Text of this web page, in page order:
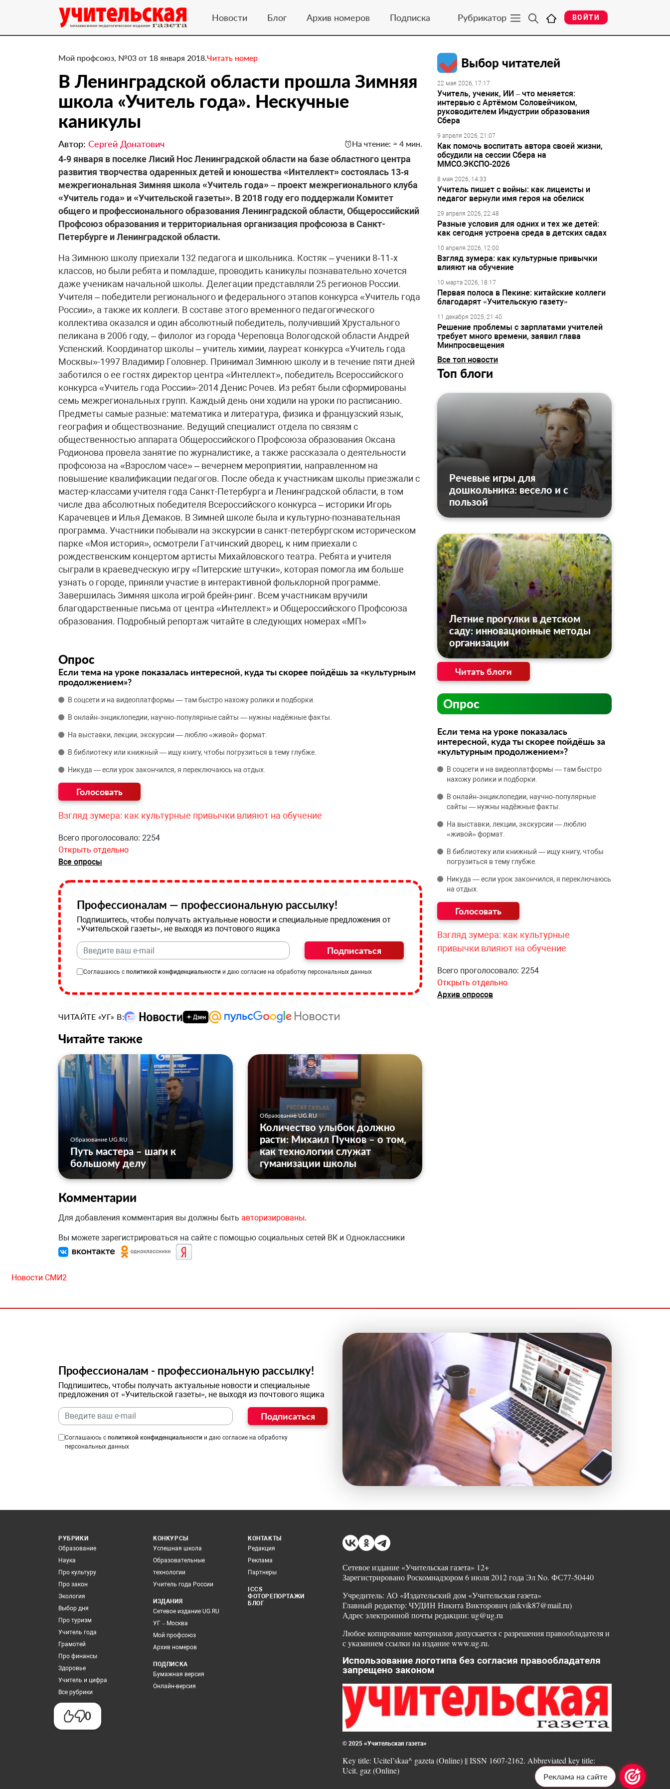
Новости Блог Архив номеров Подписка Рубрикатор ВОЙТИ
0
Мой профсоюз, №03 от 18 января 2018.Читать номер
​В Ленинградской области прошла Зимняя
школа «Учитель года». Нескучные
каникулы
Автор: Сергей Донатович На чтение: ≈ 4 мин.
4‑9 января в поселке Лисий Нос Ленинградской области на базе областного центра
развития творчества одаренных детей и юношества «Интеллект» состоялась 13‑я
межрегиональная Зимняя школа «Учитель года» – проект межрегионального клуба
«Учитель года» и «Учительской газеты». В 2018 году его поддержали Комитет
общего и профессионального образования Ленинградской области, Общероссийский
Профсоюз образования и территориальная организация профсоюза в Санкт-
Петербурге и Ленинградской области.
На Зимнюю школу приехали 132 педагога и школьника. Костяк – ученики 8‑11‑х
классов, но были ребята и помладше, проводить каникулы познавательно хочется
даже ученикам начальной школы. Делегации представляли 25 регионов России.
Учителя – победители регионального и федерального этапов конкурса «Учитель года
России», а также их коллеги. В составе этого временного педагогического
коллектива оказался и один абсолютный победитель, получивший Хрустального
пеликана в 2006 году, – филолог из города Череповца Вологодской области Андрей
Успенский. Координатор школы – учитель химии, лауреат конкурса «Учитель года
Москвы»-1997 Владимир Головнер. Принимал Зимнюю школу и в течение пяти дней
заботился о ее гостях директор центра «Интеллект», победитель Всероссийского
конкурса «Учитель года России»-2014 Денис Рочев. Из ребят были сформированы
семь межрегиональных групп. Каждый день они ходили на уроки по расписанию.
Предметы самые разные: математика и литература, физика и французский язык,
география и обществознание. Ведущий специалист отдела по связям с
общественностью аппарата Общероссийского Профсоюза образования Оксана
Родионова провела занятие по журналистике, а также рассказала о деятельности
профсоюза на «Взрослом часе» – вечернем мероприятии, направленном на
повышение квалификации педагогов. После обеда к участникам школы приезжали с
мастер-классами учителя года Санкт-Петербурга и Ленинградской области, в том
числе два абсолютных победителя Всероссийского конкурса – историки Игорь
Карачевцев и Илья Демаков. В Зимней школе была и культурно-познавательная
программа. Участники побывали на экскурсии в санкт-петербургском историческом
парке «Моя история», осмотрели Гатчинский дворец, к ним приехали с
рождественским концертом артисты Михайловского театра. Ребята и учителя
сыграли в краеведческую игру «Питерские штучки», которая помогла им больше
узнать о городе, приняли участие в интерактивной фольклорной программе.
Завершилась Зимняя школа игрой брейн-ринг. Всем участникам вручили
благодарственные письма от центра «Интеллект» и Общероссийского Профсоюза
образования. Подробный репортаж читайте в следующих номерах «МП»
Опрос
Если тема на уроке показалась интересной, куда ты скорее пойдёшь за «культурным
продолжением»?
В соцсети и на видеоплатформы — там быстро нахожу ролики и подборки.
В онлайн‑энциклопедии, научно‑популярные сайты — нужны надёжные факты.
На выставки, лекции, экскурсии — люблю «живой» формат.
В библиотеку или книжный — ищу книгу, чтобы погрузиться в тему глубже.
Никуда — если урок закончился, я переключаюсь на отдых.
Взгляд зумера: как культурные привычки влияют на обучение
Всего проголосовало: 2254
Открыть отдельно
Все опросы
Профессионалам — профессиональную рассылку!
Подпишитесь, чтобы получать актуальные новости и специальные предложения от
«Учительской газеты», не выходя из почтового ящика
Подписаться
Соглашаюсь с политикой конфиденциальности и даю согласие на обработку персональных данных
ЧИТАЙТЕ «УГ» В:
Читайте также
Образование UG.RU
Путь мастера – шаги к
большому делу
Образование UG.RU
Количество улыбок должно
расти: Михаил Пучков – о том,
как технологии служат
гуманизации школы
Комментарии
Для добавления комментария вы должны быть авторизированы.
Вы можете зарегистрироваться на сайте с помощью социальных сетей ВК и Одноклассники
Выбор читателей
22 мая 2026, 17:17
Учитель, ученик, ИИ – что меняется:
интервью с Артёмом Соловейчиком,
руководителем Индустрии образования
Сбера
9 апреля 2026, 21:07
Как помочь воспитать автора своей жизни,
обсудили на сессии Сбера на
ММСО.ЭКСПО-2026
8 мая 2026, 14:33
Учитель пишет с войны: как лицеисты и
педагог вернули имя героя на обелиск
29 апреля 2026, 22:48
Разные условия для одних и тех же детей:
как сегодня устроена среда в детских садах
10 апреля 2026, 12:00
Взгляд зумера: как культурные привычки
влияют на обучение
10 марта 2026, 18:17
Первая полоса в Пекине: китайские коллеги
благодарят «Учительскую газету»
11 декабря 2025, 21:40
Решение проблемы с зарплатами учителей
требует много времени, заявил глава
Минпросвещения
Все топ новости
Топ блоги
Речевые игры для
дошкольника: весело и с
пользой
Летние прогулки в детском
саду: инновационные методы
организации
Читать блоги
Опрос
Если тема на уроке показалась
интересной, куда ты скорее пойдёшь за
«культурным продолжением»?
В соцсети и на видеоплатформы — там быстро
нахожу ролики и подборки.
В онлайн‑энциклопедии, научно‑популярные
сайты — нужны надёжные факты.
На выставки, лекции, экскурсии — люблю
«живой» формат.
В библиотеку или книжный — ищу книгу, чтобы
погрузиться в тему глубже.
Никуда — если урок закончился, я переключаюсь
на отдых.
Взгляд зумера: как культурные
привычки влияют на обучение
Всего проголосовало: 2254
Открыть отдельно
Архив опросов
Новости СМИ2
Профессионалам - профессиональную рассылку!
Подпишитесь, чтобы получать актуальные новости и специальные
предложения от «Учительской газеты», не выходя из почтового ящика
Подписаться
Соглашаюсь с политикой конфиденциальности и даю согласие на обработку
персональных данных
РУБРИКИ
Образование
Наука
Про культуру
Про закон
Экология
Выбор дня
Про туризм
Учитель года
Грамотей
Про финансы
Здоровье
Учитель и цифра
Все рубрики
КОНКУРСЫ
Успешная школа
Образовательные
технологии
Учитель года России
ИЗДАНИЯ
Сетевое издание UG.RU
УГ – Москва
Мой профсоюз
Архив номеров
ПОДПИСКА
Бумажная версия
Онлайн-версия
КОНТАКТЫ
Редакция
Реклама
Партнеры
ICCS
ФОТОРЕПОРТАЖИ
БЛОГ
Сетевое издание «Учительская газета» 12+
Зарегистрировано Роскомнадзором 6 июля 2012 года Эл No. ФС77-50440
Учредитель: АО «Издательский дом «Учительская газета»
Главный редактор: ЧУДИН Никита Викторович (nikvik87@mail.ru)
Адрес электронной почты редакции: ug@ug.ru
Любое копирование материалов допускается с разрешения правообладателя и
с указанием ссылки на издание www.ug.ru.
Использование логотипа без согласия правообладателя
запрещено законом
© 2025 «Учительская газета»
Key title: Ucitel’skaa^ gazeta (Online) || ISSN 1607-2162. Abbreviated key title:
Ucit. gaz (Online)
Реклама на сайте